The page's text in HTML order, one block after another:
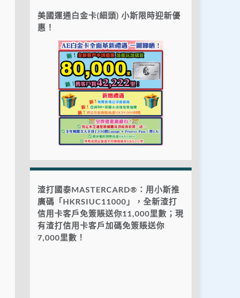
美國運通白金卡(細頭) 小斯限時迎新優
惠！
渣打國泰MASTERCARD®：用小斯推
廣碼「HKRSIUC11000」，全新渣打
信用卡客戶免簽賬送你11,000里數；現
有渣打信用卡客戶加碼免簽賬送你
7,000里數！